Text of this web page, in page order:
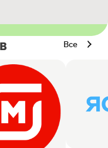
Все